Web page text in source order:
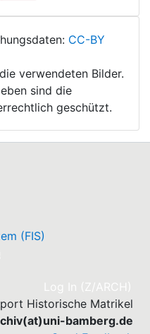
CC-BY
verwendeten Bilder.
sind die
geschützt.
(FIS)
Log In (Z/ARCH)
Historische Matrikel
bamberg.de